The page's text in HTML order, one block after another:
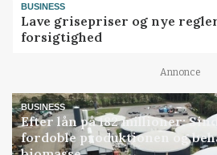
BUSINESS
Lave grisepriser og nye
forsigtighed
Annonce
BUSINESS
Efter lån på 182 millioner:
fordoble produktionen og